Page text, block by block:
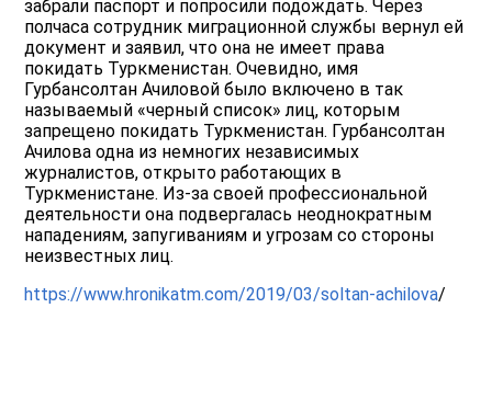
забрали паспорт и попросили подождать. Через
полчаса сотрудник миграционной службы вернул ей
документ и заявил, что она не имеет права
покидать Туркменистан. Очевидно, имя
Гурбансолтан Ачиловой было включено в так
называемый «черный список» лиц, которым
запрещено покидать Туркменистан. Гурбансолтан
Ачилова одна из немногих независимых
журналистов, открыто работающих в
Туркменистане. Из-за своей профессиональной
деятельности она подвергалась неоднократным
нападениям, запугиваниям и угрозам со стороны
неизвестных лиц.
https://www.hronikatm.com/2019/03/soltan-achilova/